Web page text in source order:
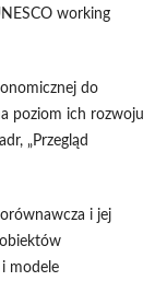
working
do
poziom ich rozwoju
„Przegląd
i jej
modele